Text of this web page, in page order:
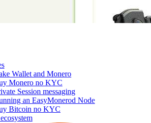
Wallet and Monero
Monero no KYC
Session messaging
an EasyMonerod Node
Bitcoin no KYC